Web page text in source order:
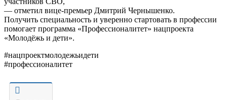
— отметил вице-премьер Дмитрий Чернышенко.
Получить специальность и уверенно стартовать в профессии
помогает программа «Профессионалитет» нацпроекта
«Молодёжь и дети».
#нацпроектмолодежьидети
#профессионалитет